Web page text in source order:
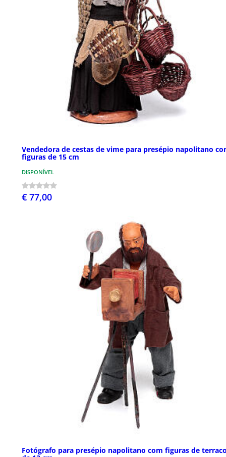
Vendedora de cestas de vime para presépio napolitano
figuras de 15 cm
DISPONÍVEL
€ 77,00
Fotógrafo para presépio napolitano com figuras de